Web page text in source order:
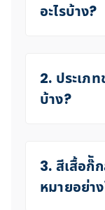
อะไรบ้าง?
2. ประเภ
บ้าง?
3. สีเสื้อก๊ั
หมายอย่าง